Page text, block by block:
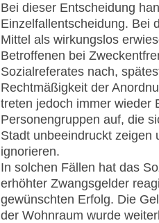
Bei dieser Entscheidung
Einzelfallentscheidung. Bei
Mittel als wirkungslos
Betroffenen bei
Sozialreferates nach,
Rechtmäßigkeit der
treten jedoch immer wieder
Personengruppen auf, die
Stadt unbeeindruckt zeigen
ignorieren.
In solchen Fällen hat das
erhöhter Zwangsgelder
gewünschten Erfolg. Die
der Wohnraum wurde